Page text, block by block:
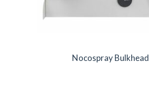
Nocospray Bulkhead